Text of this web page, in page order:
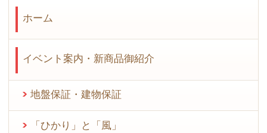
ホーム
イベント案内・新商品御紹介
地盤保証・建物保証
「ひかり」と「風」